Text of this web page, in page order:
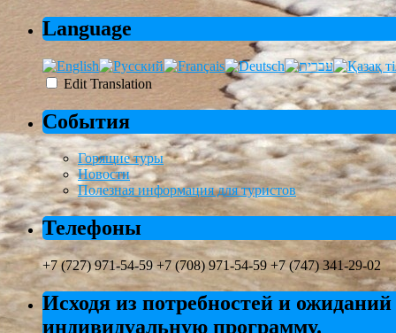
Language
Edit Translation
События
Горящие туры
Новости
Полезная информация для туристов
Телефоны
+7 (727) 971-54-59 +7 (708) 971-54-59 +7 (747) 341-29-02
Исходя из потребностей и
индивидуальную программу.